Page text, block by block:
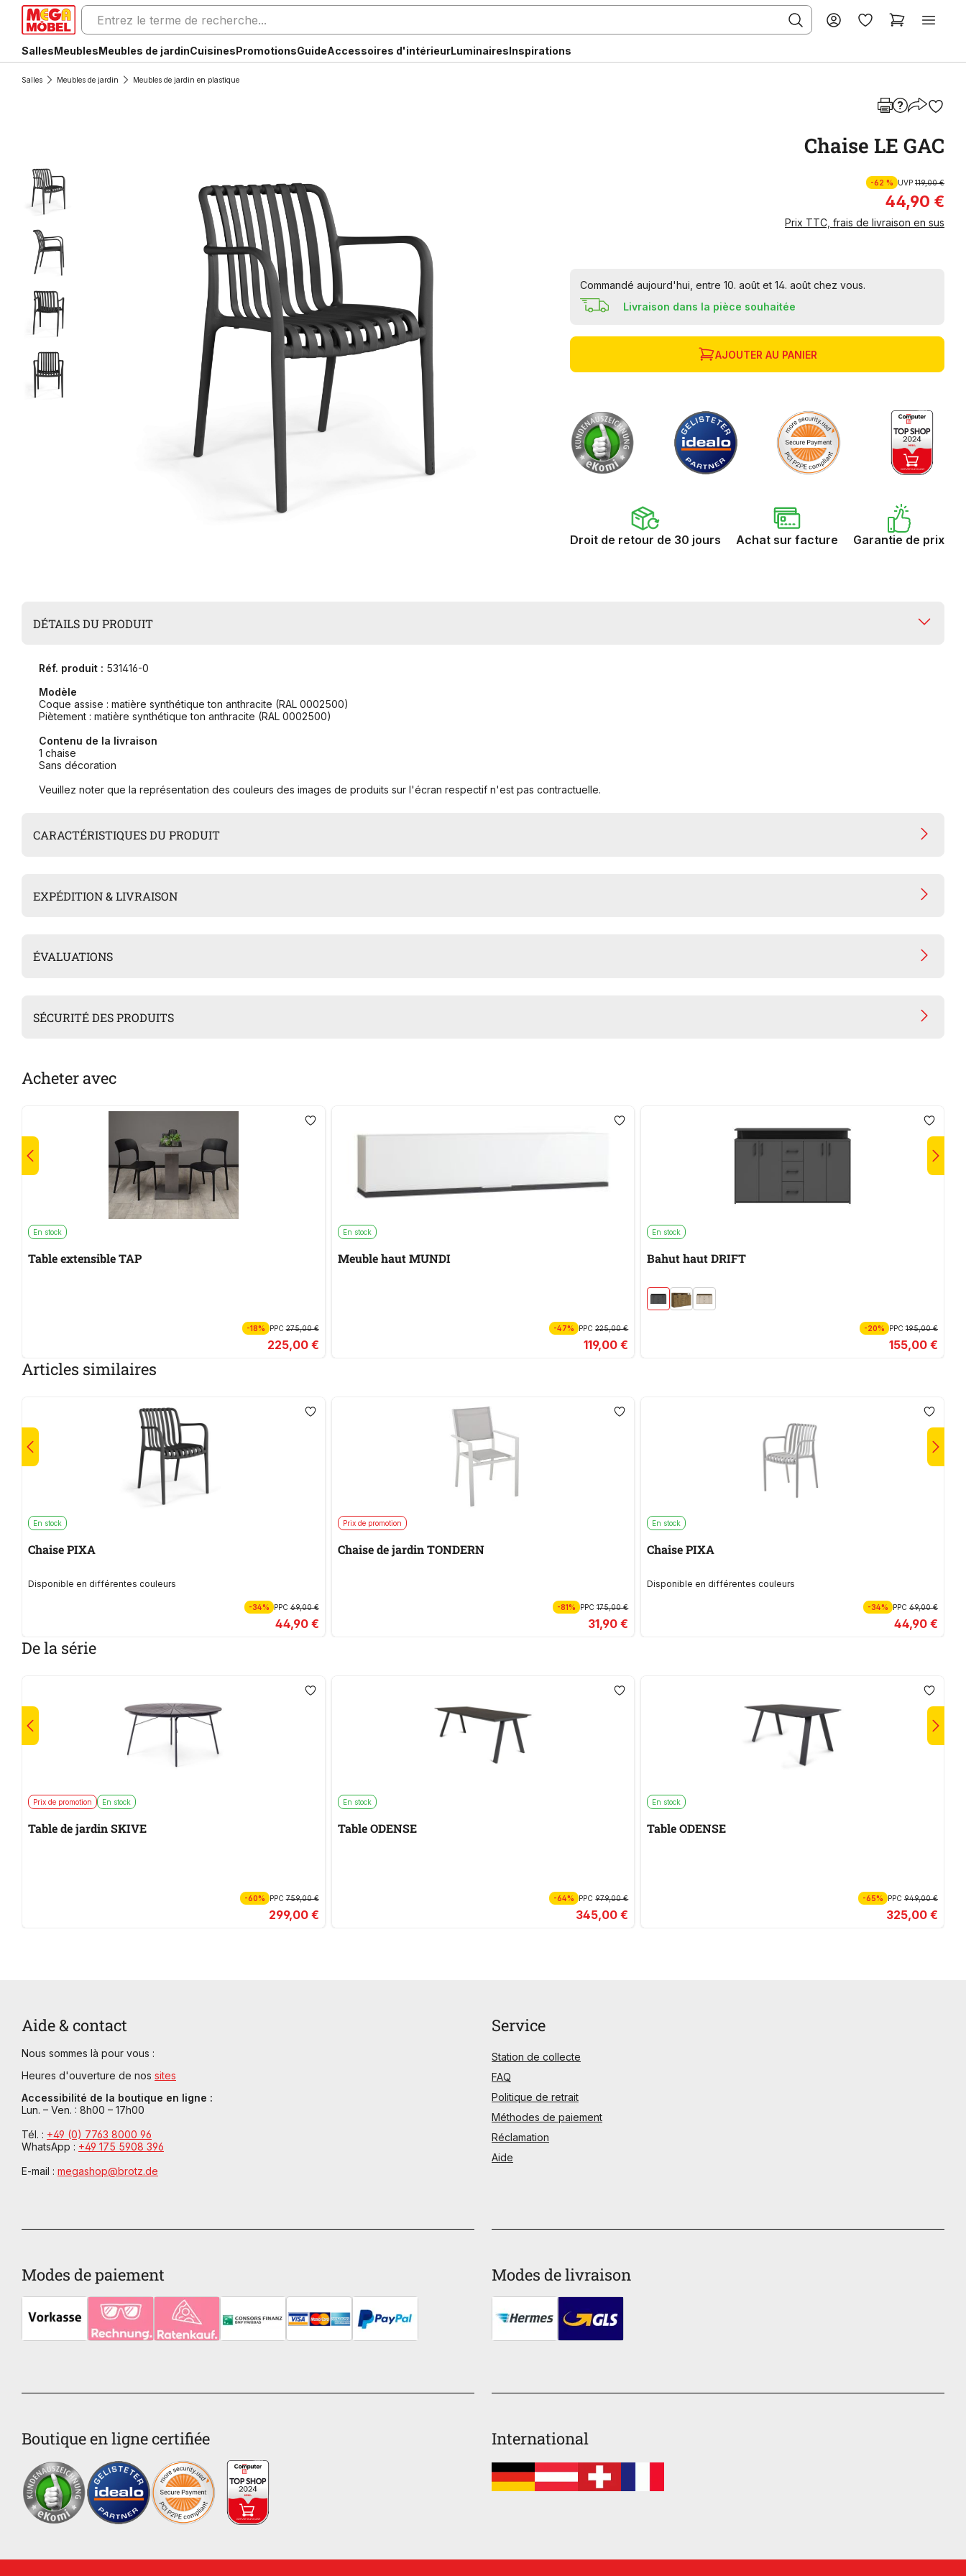
SallesMeublesMeubles de jardinCuisinesPromotionsGuideAccessoires d'intérieurLuminairesInspirations
Salles Meubles de jardin Meubles de jardin en plastique
Chaise LE GAC
-62 % UVP 119,00 €
44,90 €
Prix TTC, frais de livraison en sus
Commandé aujourd'hui, entre 10. août et 14. août chez vous.
Livraison dans la pièce souhaitée
AJOUTER AU PANIER
Droit de retour de 30 jours Achat sur facture Garantie de prix
DÉTAILS DU PRODUIT
Réf. produit : 531416-0
Modèle
Coque assise : matière synthétique ton anthracite (RAL 0002500)
Piètement : matière synthétique ton anthracite (RAL 0002500)
Contenu de la livraison
1 chaise
Sans décoration
Veuillez noter que la représentation des couleurs des images de produits sur l'écran respectif n'est pas contractuelle.
CARACTÉRISTIQUES DU PRODUIT
EXPÉDITION & LIVRAISON
ÉVALUATIONS
SÉCURITÉ DES PRODUITS
Acheter avec
En stock
Table extensible TAP
-18% PPC275,00 €
225,00 €
En stock
Meuble haut MUNDI
-47% PPC225,00 €
119,00 €
En stock
Bahut haut DRIFT
-20% PPC 195,00 €
155,00 €
Articles similaires
En stock
Chaise PIXA
Disponible en différentes couleurs
-34% PPC69,00 €
44,90 €
Prix de promotion
Chaise de jardin TONDERN
-81% PPC175,00 €
31,90 €
En stock
Chaise PIXA
Disponible en différentes couleurs
-34% PPC 69,00 €
44,90 €
De la série
Prix de promotion En stock
Table de jardin SKIVE
-60% PPC759,00 €
299,00 €
En stock
Table ODENSE
-64% PPC979,00 €
345,00 €
En stock
Table ODENSE
-65% PPC 949,00 €
325,00 €
Aide & contact
Nous sommes là pour vous :
Heures d'ouverture de nos sites
Accessibilité de la boutique en ligne :
Lun. – Ven. : 8h00 – 17h00
Tél. : +49 (0) 7763 8000 96
WhatsApp : +49 175 5908 396
E-mail : megashop@brotz.de
Boutique en ligne certifiée
Modes de paiement Modes de livraison
International
Service
Station de collecte
FAQ
Politique de retrait
Méthodes de paiement
Réclamation
Aide